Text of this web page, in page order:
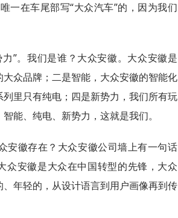
一在车尾部写“大众汽车”的，因为我们
”。我们是谁？大众安徽。大众安徽是
众品牌；二是智能，大众安徽的智能化
里只有纯电；四是新势力，我们所有玩
能、纯电、新势力，这就是我们。
安徽存在？大众安徽公司墙上有一句话
安徽是大众在中国转型的先锋，大众
年轻的，从设计语言到用户画像再到传